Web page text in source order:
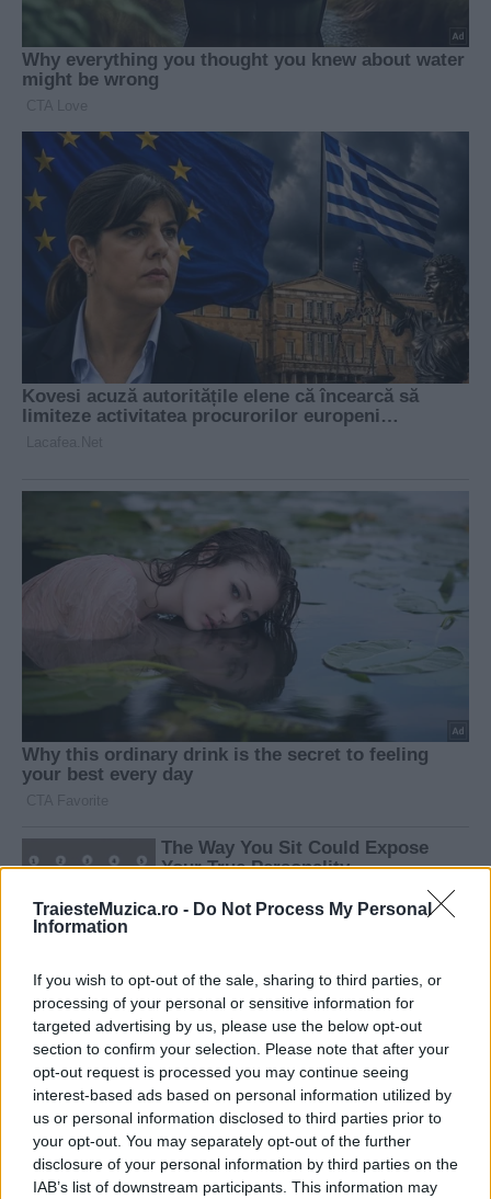
TraiesteMuzica.ro - Do Not Process My Personal
Information
If you wish to opt-out of the sale, sharing to third parties, or
processing of your personal or sensitive information for
targeted advertising by us, please use the below opt-out
section to confirm your selection. Please note that after your
opt-out request is processed you may continue seeing
interest-based ads based on personal information utilized by
us or personal information disclosed to third parties prior to
your opt-out. You may separately opt-out of the further
disclosure of your personal information by third parties on the
IAB’s list of downstream participants. This information may